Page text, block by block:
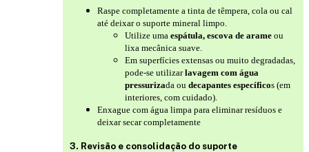
Raspe completamente a tinta de têmpera, cola ou cal
até deixar o suporte mineral limpo.
Utilize uma espátula, escova de arame ou
lixa mecânica suave.
Em superfícies extensas ou muito degradadas,
pode-se utilizarlavagem com água
pressurizada ou decapantes específicos (em
interiores, com cuidado).
Enxague com água limpa para eliminar resíduos e
deixar secar completamente
3. Revisão e consolidação do suporte